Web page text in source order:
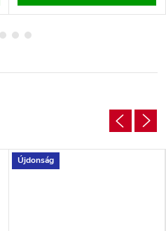
Újdonság